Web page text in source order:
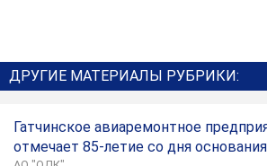
ДРУГИЕ МАТЕРИАЛЫ РУБРИКИ:
Гатчинское авиаремонтное
отмечает 85-летие со дня основания